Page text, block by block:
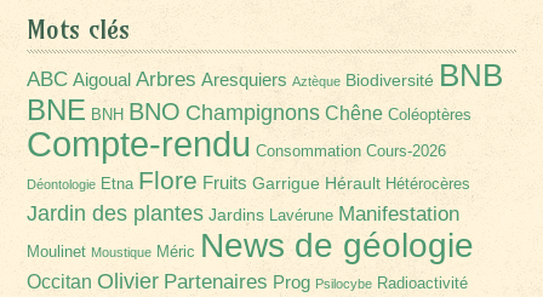
Mots clés
ABC Aigoual Arbres Aresquiers Aztèque Biodiversité BNB
BNE BNH BNO Champignons Chêne Coléoptères
Compte-rendu Consommation Cours-2026
Déontologie Etna Flore Fruits Garrigue Hérault Hétérocères
Jardin des plantes Jardins Lavérune Manifestation
Moulinet Moustique Méric News de géologie
Occitan Olivier Partenaires Prog Psilocybe Radioactivité